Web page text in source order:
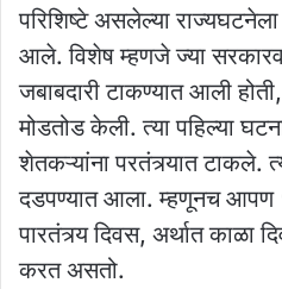
परिशिष्टे असलेल्या
आले. विशेष म्हणजे ज्या सरकारवर
जबाबदारी टाकण्यात आली
मोडतोड केली. त्या पहिल्या
शेतकऱ्यांना परतंत्र्यात टाकले.
दडपण्यात आला. म्हणूनच आपण
पारतंत्र्य दिवस, अर्थात काळा
करत असतो.